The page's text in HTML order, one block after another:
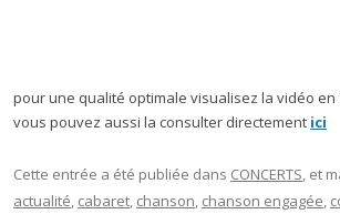
pour une qualité optimale visualisez la vidéo en
vous pouvez aussi la consulter directement ici
Cette entrée a été publiée dans CONCERTS, et
actualité, cabaret, chanson, chanson engagée,